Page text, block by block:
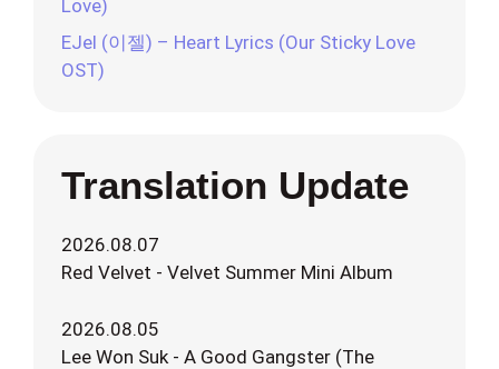
Love)
EJel (이젤) – Heart Lyrics (Our Sticky Love
OST)
Translation Update
2026.08.07
Red Velvet - Velvet Summer Mini Album
2026.08.05
Lee Won Suk - A Good Gangster (The